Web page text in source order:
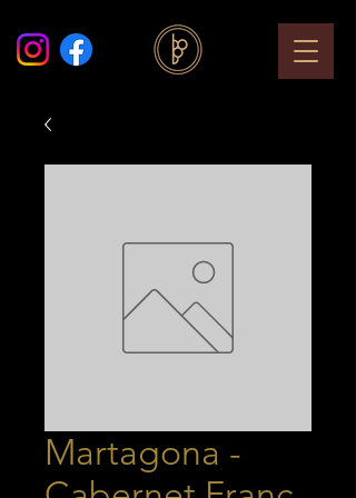
Martagona -